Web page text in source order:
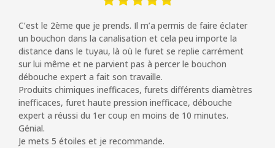
C’est le 2ème que je prends. Il m’a permis de faire éclater
un bouchon dans la canalisation et cela peu importe la
distance dans le tuyau, là où le furet se replie carrément
sur lui même et ne parvient pas à percer le bouchon
débouche expert a fait son travaille.
Produits chimiques inefficaces, furets différents diamètres
inefficaces, furet haute pression inefficace, débouche
expert a réussi du 1er coup en moins de 10 minutes.
Génial.
Je mets 5 étoiles et je recommande.